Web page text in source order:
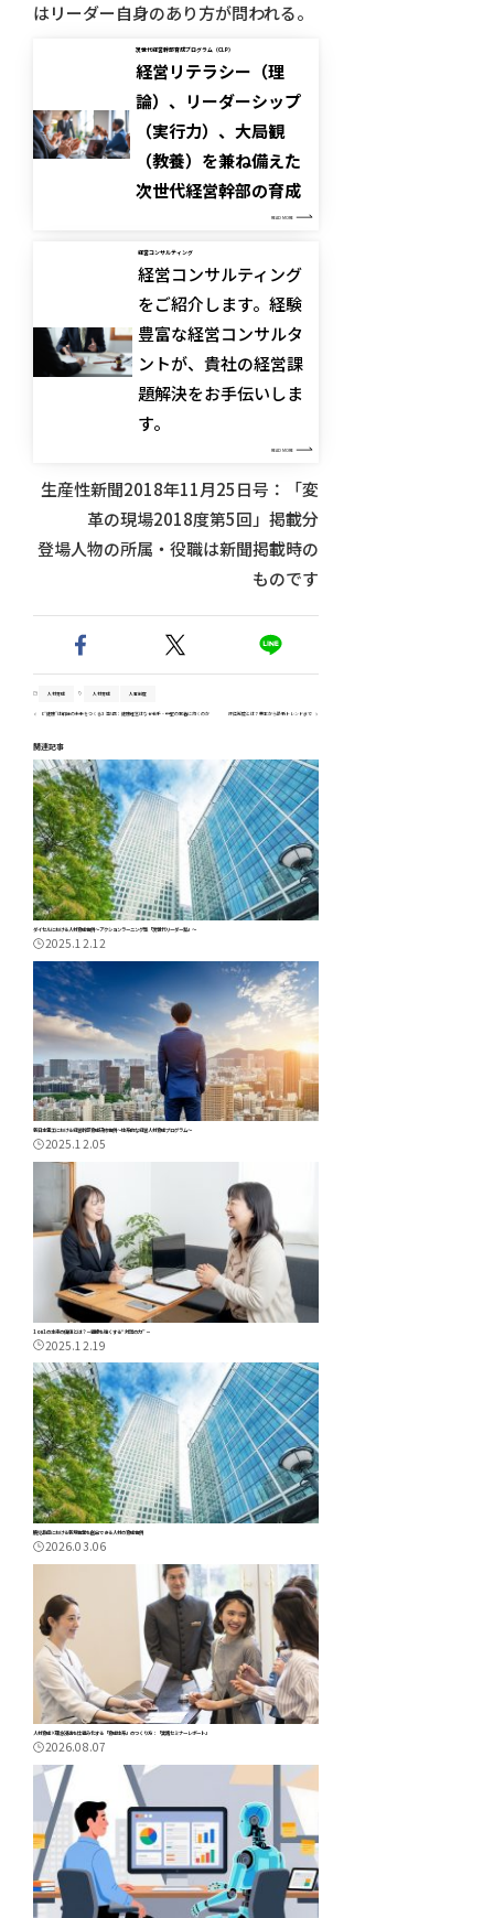
はリーダー自身のあり方が問われる。
次世代経営幹部育成プログラム（CLP）
経営リテラシー（理
論）、リーダーシップ
（実行力）、大局観
（教養）を兼ね備えた
次世代経営幹部の育成
READ MORE
経営コンサルティング
経営コンサルティング
をご紹介します。経験
豊富な経営コンサルタ
ントが、貴社の経営課
題解決をお手伝いしま
す。
READ MORE
生産性新聞2018年11月25日号：「変
革の現場2018度第5回」掲載分
登場人物の所属・役職は新聞掲載時の
ものです
人材育成 人材育成 人事制度
【“健康”は組織の未来をつくる】第5回：健康経営はなぜ若手・中堅の定着に効くのか 評価制度とは？基本から最新トレンドまで
関連記事
ダイセルにおける人材育成事例～アクションラーニング型「次世代リーダー塾」～
2025.12.12
新日本電工における経営幹部育成研修事例～体系的な経営人材育成プログラム～
2025.12.05
1on1の本来の価値とは？－組織を強くする“対話の力”－
2025.12.19
鹿児島県における新規事業を創出できる人材の育成事例
2026.03.06
人材育成×理念浸透を仕組み化する「育成体系」のつくり方：「実践セミナーレポート」
2026.08.07